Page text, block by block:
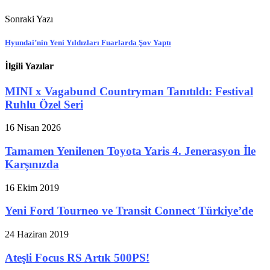
Sonraki Yazı
Hyundai’nin Yeni Yıldızları Fuarlarda Şov Yaptı
İlgili Yazılar
MINI x Vagabund Countryman Tanıtıldı: Festival
Ruhlu Özel Seri
16 Nisan 2026
Tamamen Yenilenen Toyota Yaris 4. Jenerasyon İle
Karşınızda
16 Ekim 2019
Yeni Ford Tourneo ve Transit Connect Türkiye’de
24 Haziran 2019
Ateşli Focus RS Artık 500PS!